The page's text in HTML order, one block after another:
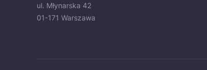
ul. Młynarska 42
01-171 Warszawa